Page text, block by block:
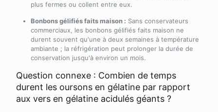
plus fermes ou collent entre eux.
Bonbons gélifiés faits maison : Sans conservateurs
commerciaux, les bonbons gélifiés faits maison ne
durent souvent qu'une à deux semaines à température
ambiante ; la réfrigération peut prolonger la durée de
conservation jusqu'à environ un mois.
Question connexe : Combien de temps
durent les oursons en gélatine par rapport
aux vers en gélatine acidulés géants ?